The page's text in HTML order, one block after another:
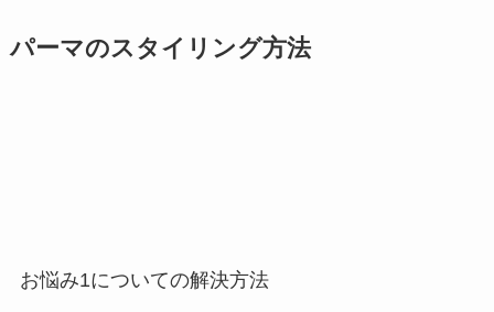
パーマのスタイリング方法
お悩み1についての解決方法